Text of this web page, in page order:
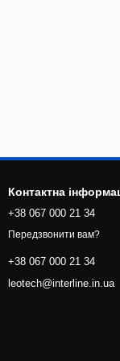
Контактна
+38 067 000 21 34
Передзвонити вам?
+38 067 000 21 34
leotech@interline.in.ua